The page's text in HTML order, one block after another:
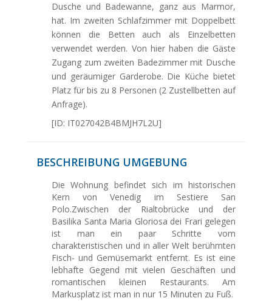
Dusche und Badewanne, ganz aus Marmor,
hat. Im zweiten Schlafzimmer mit Doppelbett
können die Betten auch als Einzelbetten
verwendet werden. Von hier haben die Gäste
Zugang zum zweiten Badezimmer mit Dusche
und geräumiger Garderobe. Die Küche bietet
Platz für bis zu 8 Personen (2 Zustellbetten auf
Anfrage).
[ID: IT027042B4BMJH7L2U]
BESCHREIBUNG UMGEBUNG
Die Wohnung befindet sich im historischen
Kern von Venedig im Sestiere San
Polo.Zwischen der Rialtobrücke und der
Basilika Santa Maria Gloriosa dei Frari gelegen
ist man ein paar Schritte vom
charakteristischen und in aller Welt berühmten
Fisch- und Gemüsemarkt entfernt. Es ist eine
lebhafte Gegend mit vielen Geschäften und
romantischen kleinen Restaurants. Am
Markusplatz ist man in nur 15 Minuten zu Fuß.